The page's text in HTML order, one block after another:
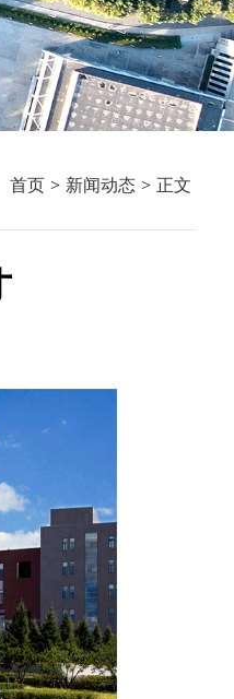
首页 > 新闻动态 > 正文